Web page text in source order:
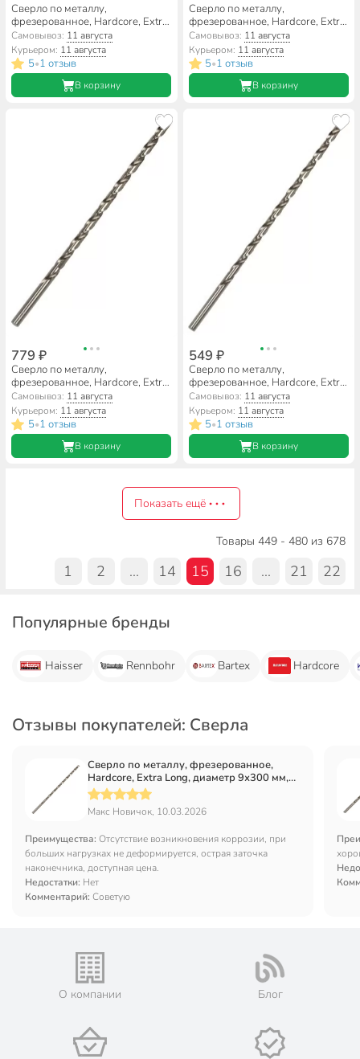
Сверло по металлу,
фрезерованное, Hardcore, Extra
Long, диаметр 12х300 мм,
цилиндрический хвостовик,
145120
Самовывоз: 11 августа
Курьером: 11 августа
5•1 отзыв
В корзину
Сверло по металлу,
фрезерованное, Hardcore, Extra
Long, диаметр 11х300 мм,
цилиндрический хвостовик,
145110
Самовывоз: 11 августа
Курьером: 11 августа
5•1 отзыв
В корзину
779 ₽
Сверло по металлу,
фрезерованное, Hardcore, Extra
Long, диаметр 10х300 мм,
цилиндрический хвостовик,
145100
Самовывоз: 11 августа
Курьером: 11 августа
5•1 отзыв
В корзину
549 ₽
Сверло по металлу,
фрезерованное, Hardcore, Extra
Long, диаметр 9х300 мм,
цилиндрический хвостовик,
145090
Самовывоз: 11 августа
Курьером: 11 августа
5•1 отзыв
В корзину
Показать ещё
Товары 449 - 480 из 678
1 2 ... 14 15 16 ... 21 22
Популярные бренды
Haisser Rennbohr Bartex Hardcore
Отзывы покупателей: Сверла
Сверло по металлу, фрезерованное,
Hardcore, Extra Long, диаметр 9х300 мм,
цилиндрический хвостовик, 145090
Макс Новичок, 10.03.2026
Преимущества: Отсутствие возникновения коррозии, при
больших нагрузках не деформируется, острая заточка
наконечника, доступная цена.
Недостатки: Нет
Комментарий: Советую
О компании Блог